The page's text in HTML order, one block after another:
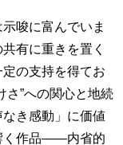
唆に富んでいま
有に重きを置く
定の支持を得てお
さ”への関心と地続
き感動」に価値
く作品——内省的